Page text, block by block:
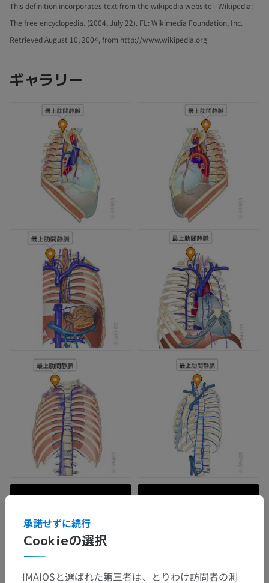
This definition incorporates text from the wikipedia website - Wikipedia:
The free encyclopedia. (2004, July 22). FL: Wikimedia Foundation, Inc.
Retrieved August 10, 2004, from http://www.wikipedia.org
ギャラリー
Cookieの選択
承諾せずに続行
IMAIOSと選ばれた第三者は、とりわけ訪問者の測